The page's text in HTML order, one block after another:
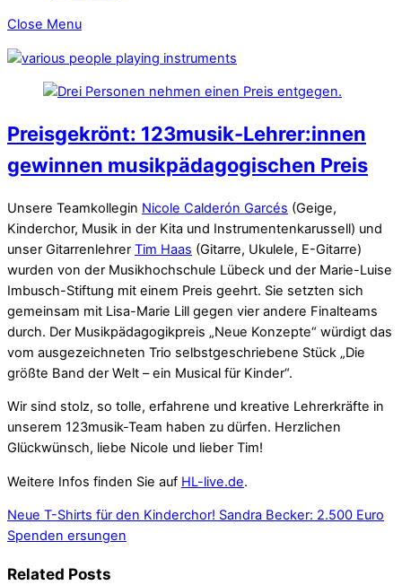
Close Menu
Preisgekrönt: 123musik-Lehrer:innen
gewinnen musikpädagogischen Preis
Unsere Teamkollegin Nicole Calderón Garcés (Geige,
Kinderchor, Musik in der Kita und Instrumentenkarussell) und
unser Gitarrenlehrer Tim Haas (Gitarre, Ukulele, E-Gitarre)
wurden von der Musikhochschule Lübeck und der Marie-Luise
Imbusch-Stiftung mit einem Preis geehrt. Sie setzten sich
gemeinsam mit Lisa-Marie Lill gegen vier andere Finalteams
durch. Der Musikpädagogikpreis „Neue Konzepte“ würdigt das
vom ausgezeichneten Trio selbstgeschriebene Stück „Die
größte Band der Welt – ein Musical für Kinder“.
Wir sind stolz, so tolle, erfahrene und kreative Lehrerkräfte in
unserem 123musik-Team haben zu dürfen. Herzlichen
Glückwünsch, liebe Nicole und lieber Tim!
Weitere Infos finden Sie auf HL-live.de.
Neue T-Shirts für den Kinderchor! Sandra Becker: 2.500 Euro
Spenden ersungen
Related Posts